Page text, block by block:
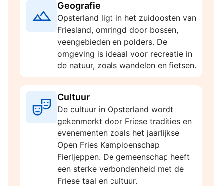
Geografie
Opsterland ligt in het zuidoosten van
Friesland, omringd door bossen,
veengebieden en polders. De
omgeving is ideaal voor recreatie in
de natuur, zoals wandelen en fietsen.
Cultuur
De cultuur in Opsterland wordt
gekenmerkt door Friese tradities en
evenementen zoals het jaarlijkse
Open Fries Kampioenschap
Fierljeppen. De gemeenschap heeft
een sterke verbondenheid met de
Friese taal en cultuur.